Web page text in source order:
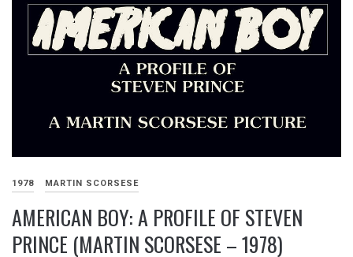
1978 MARTIN SCORSESE
AMERICAN BOY: A PROFILE OF STEVEN
PRINCE (MARTIN SCORSESE – 1978)